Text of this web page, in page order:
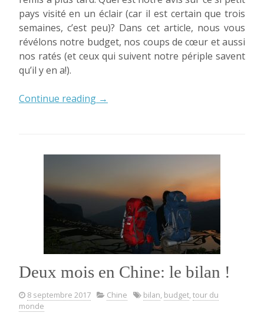
pays visité en un éclair (car il est certain que trois
semaines, c’est peu)? Dans cet article, nous vous
révélons notre budget, nos coups de cœur et aussi
nos ratés (et ceux qui suivent notre périple savent
qu’il y en a!).
Continue reading « Taiwan:
→
Deux mois en Chine: le bilan !
8 septembre 2017 Chine bilan, budget, tour du
monde